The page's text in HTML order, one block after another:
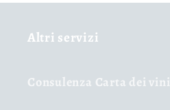
Altri servizi
Consulenza Carta dei vini